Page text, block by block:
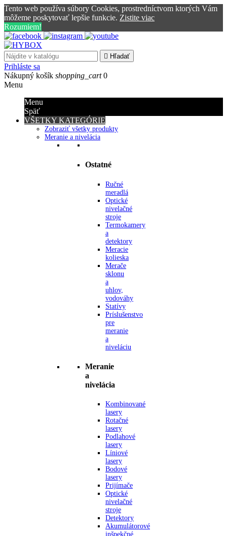
Tento web používa súbory Cookies, prostredníctvom ktorých Vám
môžeme poskytovať lepšie funkcie. Zistite viac
Rozumiem!
 Hľadať
Prihláste sa
Nákupný košík shopping_cart 0
Menu
Menu
Späť
VŠETKY KATEGÓRIE
Zobraziť všetky produkty
Meranie a nivelácia
Ostatné
Ručné
meradlá
Optické
nivelačné
stroje
Termokamery
a
detektory
Meracie
kolieska
Merače
sklonu
a
uhlov,
vodováhy
Statívy
Príslušenstvo
pre
meranie
a
niveláciu
Meranie
a
nivelácia
Kombinované
lasery
Rotačné
lasery
Podlahové
lasery
Líniové
lasery
Bodové
lasery
Prijímače
Optické
nivelačné
stroje
Detektory
Akumulátorové
inšpekčné